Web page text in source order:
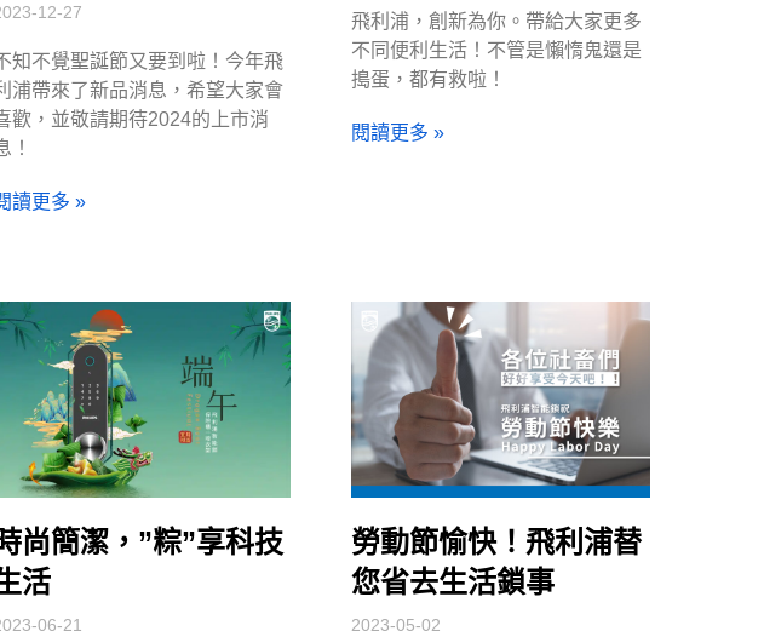
12-27
知不覺聖誕節又要到啦！今年飛
浦帶來了新品消息，希望大家會
歡，並敬請期待2024的上市消
！
讀更多 »
飛利浦，創新為你。帶給大家更多
不同便利生活！不管是懶惰鬼還是
搗蛋，都有救啦！
閱讀更多 »
尚簡潔，”粽”享科技
活
06-21
勞動節愉快！飛利浦替
您省去生活鎖事
2023-05-02